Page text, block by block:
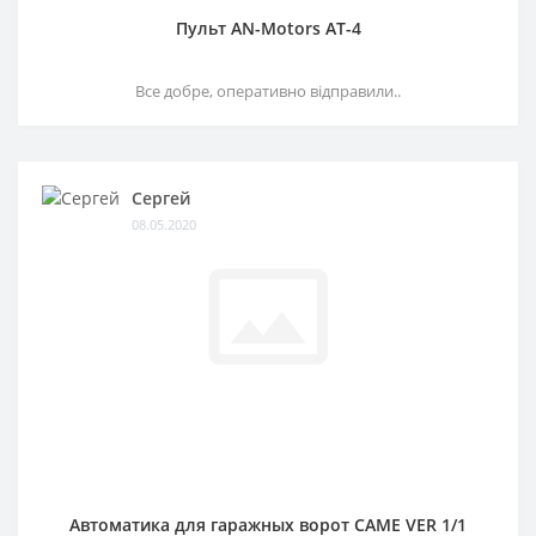
Пульт AN-Motors AT-4
Все добре, оперативно відправили..
Сергей
08.05.2020
Автоматика для гаражных ворот CAME VER 1/1